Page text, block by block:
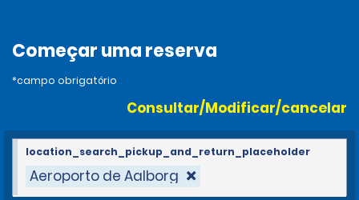
Começar uma reserva
*campo obrigatório
Consultar/Modificar/cancelar
Aeroporto de Aalborg
location_search_pickup_and_return_placeholder